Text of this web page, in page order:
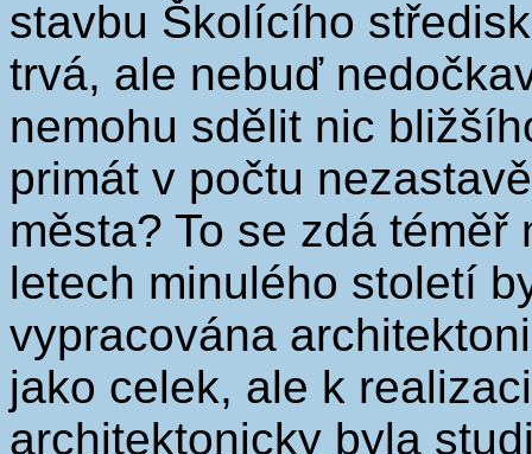
stavbu Školícího
trvá, ale nebuď
nemohu sdělit nic
primát v počtu
města? To se zdá
letech minulého století
vypracována
jako celek, ale k
architektonicky byla